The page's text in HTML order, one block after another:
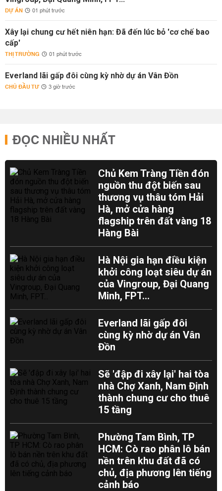
DỰ ÁN 01 phút trước
Xây lại chung cư hết niên hạn: Đã đến lúc bỏ 'cơ chế bao
cấp'
THỊ TRƯỜNG 01 phút trước
Everland lãi gấp đôi cùng kỳ nhờ dự án Vân Đồn
CHỦ ĐẦU TƯ 3 giờ trước
ĐỌC NHIỀU NHẤT
Chủ Kem Tràng Tiền đón
nguồn thu đột biến sau
thương vụ thâu tóm Hải
Hà, mở cửa hàng
flagship trên đất vàng 18
Hàng Bài
Hà Nội gia hạn điều kiện
khởi công loạt siêu dự án
của Vingroup, Đại Quang
Minh, FPT...
Everland lãi gấp đôi
cùng kỳ nhờ dự án Vân
Đồn
Sẽ 'đập đi xây lại' hai tòa
nhà Chợ Xanh, Nam Định
thành chung cư cho thuê
15 tầng
Phường Tam Bình, TP
HCM: Cò rao phân lô bán
nền trên khu đất đã có
chủ, địa phương lên tiếng
cảnh báo